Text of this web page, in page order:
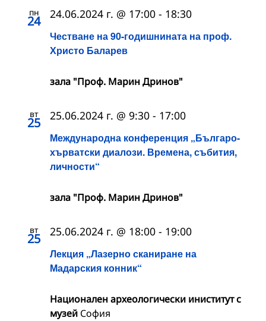
пн
24
Честване на 90-годишнината на проф.
Христо Баларев
24.06.2024 г. @ 17:00 - 18:30
зала "Проф. Марин Дринов"
вт
25
Международна конференция „Българо-
хърватски диалози. Времена, събития,
личности“
25.06.2024 г. @ 9:30 - 17:00
зала "Проф. Марин Дринов"
вт
25
Лекция „Лазерно сканиране на
Мадарския конник“
25.06.2024 г. @ 18:00 - 19:00
Национален археологически иниститут с
музей София